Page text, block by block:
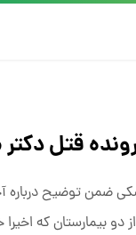
قتل
ضمن توضیح درباره
دو بیمارستان که